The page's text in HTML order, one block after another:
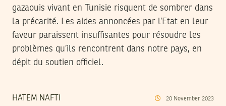
gazaouis vivant en Tunisie risquent de sombrer dans
la précarité. Les aides annoncées par l’Etat en leur
faveur paraissent insuffisantes pour résoudre les
problèmes qu’ils rencontrent dans notre pays, en
dépit du soutien officiel.
HATEM NAFTI 20 November 2023